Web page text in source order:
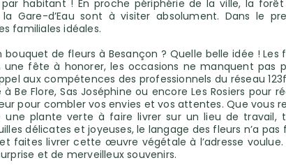
habitant ! En proche périphérie de la ville, la
Gare-d’Eau sont à visiter absolument. Dans le
familiales idéales.
de fleurs à Besançon ? Quelle belle idée !
fête à honorer, les occasions ne manquent pas
aux compétences des professionnels du réseau
Flore, Sas Joséphine ou encore Les Rosiers pour
pour combler vos envies et vos attentes. Que vous
plante verte à faire livrer sur un lieu de travail,
délicates et joyeuses, le langage des fleurs n’a pas
faites livrer cette œuvre végétale à l’adresse
et de merveilleux souvenirs.